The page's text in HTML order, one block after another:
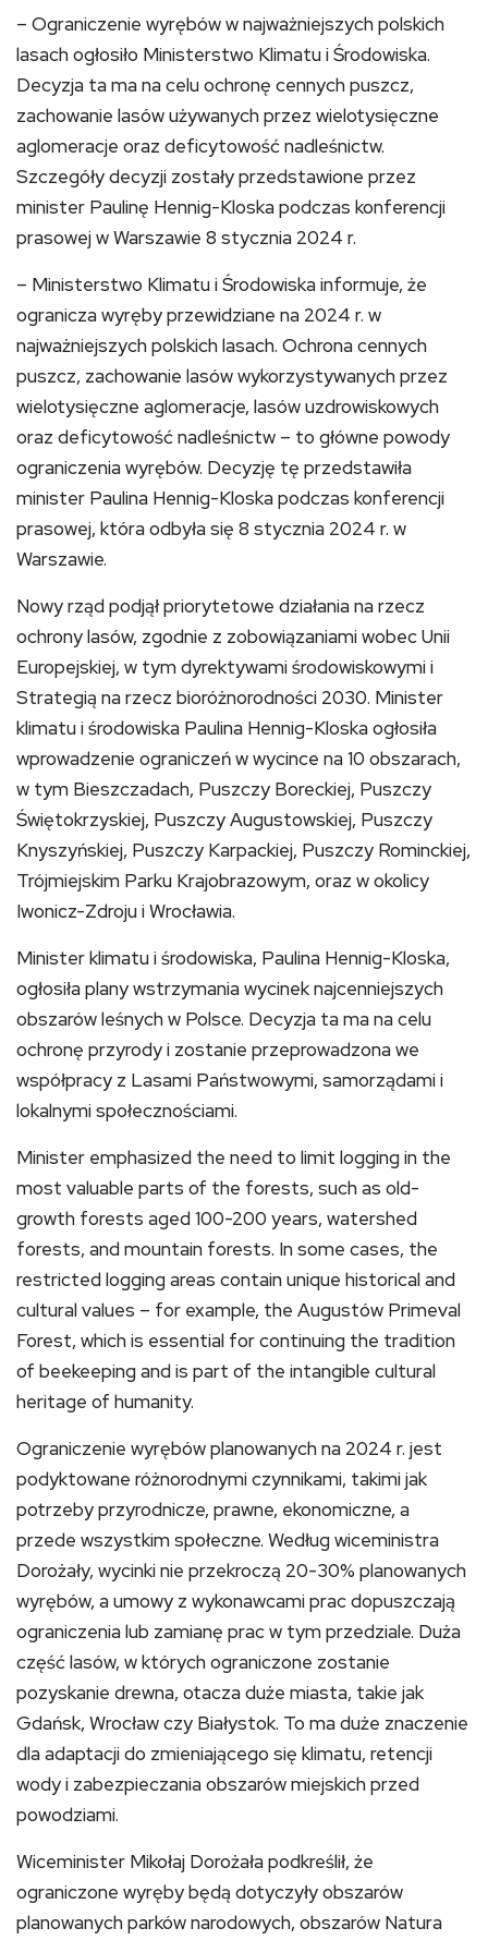
– Ograniczenie wyrębów w najważniejszych polskich
lasach ogłosiło Ministerstwo Klimatu i Środowiska.
Decyzja ta ma na celu ochronę cennych puszcz,
zachowanie lasów używanych przez wielotysięczne
aglomeracje oraz deficytowość nadleśnictw.
Szczegóły decyzji zostały przedstawione przez
minister Paulinę Hennig-Kloska podczas konferencji
prasowej w Warszawie 8 stycznia 2024 r.
– Ministerstwo Klimatu i Środowiska informuje, że
ogranicza wyręby przewidziane na 2024 r. w
najważniejszych polskich lasach. Ochrona cennych
puszcz, zachowanie lasów wykorzystywanych przez
wielotysięczne aglomeracje, lasów uzdrowiskowych
oraz deficytowość nadleśnictw – to główne powody
ograniczenia wyrębów. Decyzję tę przedstawiła
minister Paulina Hennig-Kloska podczas konferencji
prasowej, która odbyła się 8 stycznia 2024 r. w
Warszawie.
Nowy rząd podjął priorytetowe działania na rzecz
ochrony lasów, zgodnie z zobowiązaniami wobec Unii
Europejskiej, w tym dyrektywami środowiskowymi i
Strategią na rzecz bioróżnorodności 2030. Minister
klimatu i środowiska Paulina Hennig-Kloska ogłosiła
wprowadzenie ograniczeń w wycince na 10 obszarach,
w tym Bieszczadach, Puszczy Boreckiej, Puszczy
Świętokrzyskiej, Puszczy Augustowskiej, Puszczy
Knyszyńskiej, Puszczy Karpackiej, Puszczy Rominckiej,
Trójmiejskim Parku Krajobrazowym, oraz w okolicy
Iwonicz-Zdroju i Wrocławia.
Minister klimatu i środowiska, Paulina Hennig-Kloska,
ogłosiła plany wstrzymania wycinek najcenniejszych
obszarów leśnych w Polsce. Decyzja ta ma na celu
ochronę przyrody i zostanie przeprowadzona we
współpracy z Lasami Państwowymi, samorządami i
lokalnymi społecznościami.
Minister emphasized the need to limit logging in the
most valuable parts of the forests, such as old-
growth forests aged 100-200 years, watershed
forests, and mountain forests. In some cases, the
restricted logging areas contain unique historical and
cultural values – for example, the Augustów Primeval
Forest, which is essential for continuing the tradition
of beekeeping and is part of the intangible cultural
heritage of humanity.
Ograniczenie wyrębów planowanych na 2024 r. jest
podyktowane różnorodnymi czynnikami, takimi jak
potrzeby przyrodnicze, prawne, ekonomiczne, a
przede wszystkim społeczne. Według wiceministra
Dorożały, wycinki nie przekroczą 20-30% planowanych
wyrębów, a umowy z wykonawcami prac dopuszczają
ograniczenia lub zamianę prac w tym przedziale. Duża
część lasów, w których ograniczone zostanie
pozyskanie drewna, otacza duże miasta, takie jak
Gdańsk, Wrocław czy Białystok. To ma duże znaczenie
dla adaptacji do zmieniającego się klimatu, retencji
wody i zabezpieczania obszarów miejskich przed
powodziami.
Wiceminister Mikołaj Dorożała podkreślił, że
ograniczone wyręby będą dotyczyły obszarów
planowanych parków narodowych, obszarów Natura